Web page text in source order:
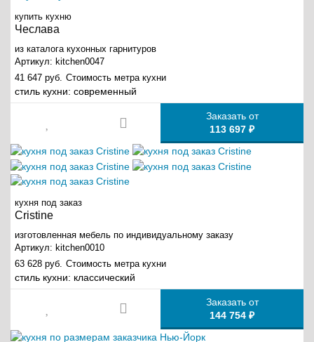
купить кухню
Чеслава
из каталога кухонных гарнитуров
Артикул: kitchen0047
41 647 руб. Стоимость метра кухни
стиль кухни: современный
Заказать от
113 697 ₽
кухня под заказ
Cristine
изготовленная мебель по индивидуальному заказу
Артикул: kitchen0010
63 628 руб. Стоимость метра кухни
стиль кухни: классический
Заказать от
144 754 ₽